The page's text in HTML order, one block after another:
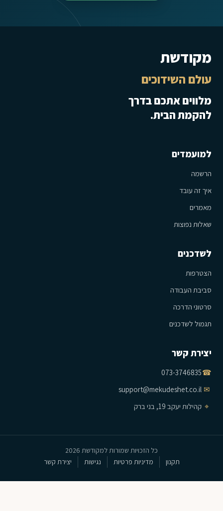
מקודשת
עולם השידוכים
מלווים אתכם בדרך
להקמת הבית.
למועמדים
הרשמה
איך זה עובד
מאמרים
שאלות נפוצות
לשדכנים
הצטרפות
סביבת העבודה
סרטוני הדרכה
תגמול לשדכנים
יצירת קשר
☎
073-3746835
✉
support@mekudeshet.co.il
⌖ קהילות יעקב 19, בני ברק
כל הזכויות שמורות למקודשת 2026
תקנון
מדיניות פרטיות נגישות יצירת קשר